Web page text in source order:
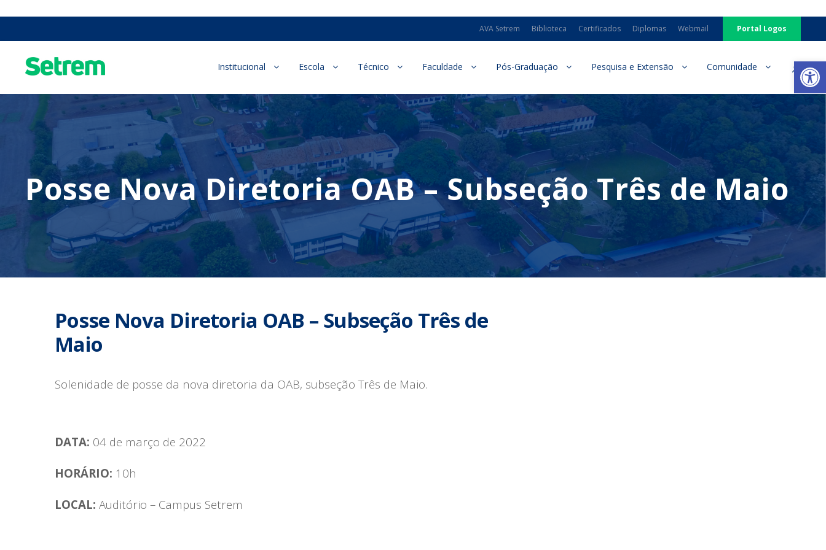
AVA Setrem Biblioteca Certificados Diplomas Webmail Portal Logos
Institucional Escola Técnico Faculdade Pós-Graduação Pesquisa e Extensão Comunidade
Posse Nova Diretoria OAB – Subseção Três de Maio
Posse Nova Diretoria OAB – Subseção Três de
Maio
Solenidade de posse da nova diretoria da OAB, subseção Três de Maio.
DATA: 04 de março de 2022
HORÁRIO: 10h
LOCAL: Auditório – Campus Setrem